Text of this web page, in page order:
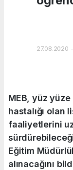
27.08.2020
MEB, yüz
hastalığı olan
faaliyetlerini
Eğitim
alınacağını